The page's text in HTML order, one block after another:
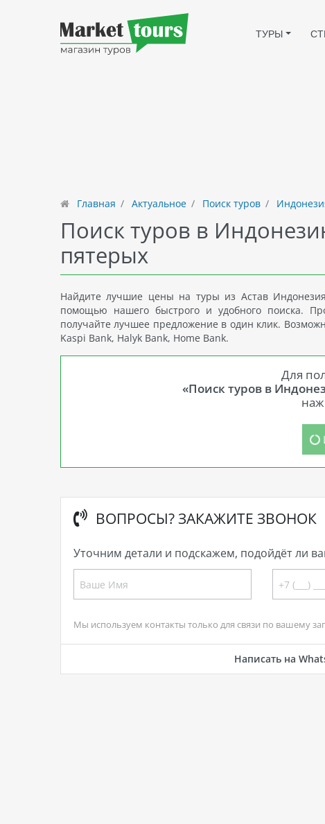
ТУРЫ
Главная Актуальное Поиск туров
Поиск туров в
пятерых
Найдите лучшие цены на туры из Астав
помощью нашего быстрого и удобного поиска.
получайте лучшее предложение в один клик.
Kaspi Bank, Halyk Bank, Home Bank.
Для
«Поиск туров в
ВОПРОСЫ? ЗАКАЖИТЕ ЗВОНОК
Уточним детали и подскажем, подойдёт ли
Мы используем контакты только для связи по вашему
Написать на